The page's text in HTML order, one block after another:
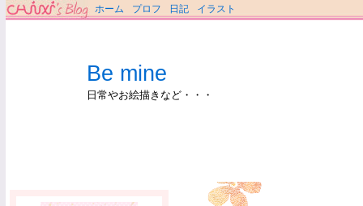
ホーム プロフ 日記 イラスト
Be mine
日常やお絵描きなど・・・